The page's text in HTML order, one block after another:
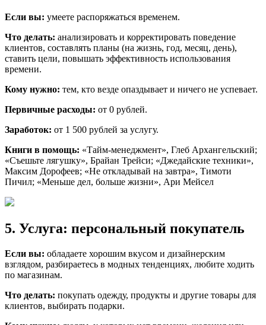
Если вы: умеете распоряжаться временем.
Что делать: анализировать и корректировать поведение
клиентов, составлять планы (на жизнь, год, месяц, день),
ставить цели, повышать эффективность использования
времени.
Кому нужно: тем, кто везде опаздывает и ничего не успевает.
Первичные расходы: от 0 рублей.
Заработок: от 1 500 рублей за услугу.
Книги в помощь: «Тайм-менеджмент», Глеб Архангельский;
«Съешьте лягушку», Брайан Трейси; «Джедайские техники»,
Максим Дорофеев; «Не откладывай на завтра», Тимоти
Пичил; «Меньше дел, больше жизни», Ари Мейсел
5. Услуга: персональный покупатель
Если вы: обладаете хорошим вкусом и дизайнерским
взглядом, разбираетесь в модных тенденциях, любите ходить
по магазинам.
Что делать: покупать одежду, продукты и другие товары для
клиентов, выбирать подарки.